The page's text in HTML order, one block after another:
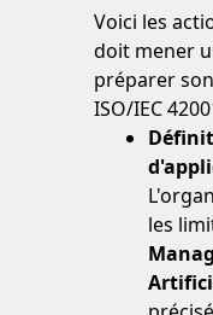
Voici les
doit mener
préparer
ISO/IEC
les